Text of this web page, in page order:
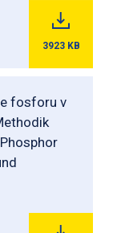
3923 KB
fosforu v